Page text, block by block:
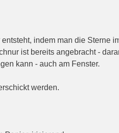
indem man die Sterne
ist bereits angebracht -
kann - auch am Fenster.
werden.